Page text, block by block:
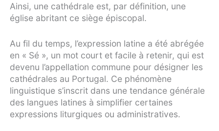
Ainsi, une cathédrale est, par définition, une
église abritant ce siège épiscopal.
Au fil du temps, l’expression latine a été abrégée
en « Sé », un mot court et facile à retenir, qui est
devenu l’appellation commune pour désigner les
cathédrales au Portugal. Ce phénomène
linguistique s’inscrit dans une tendance générale
des langues latines à simplifier certaines
expressions liturgiques ou administratives.